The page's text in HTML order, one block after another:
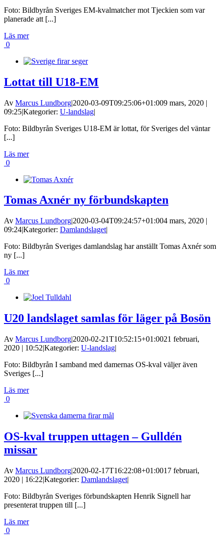
Foto: Bildbyrån Sveriges EM-kvalmatcher mot Tjeckien som var
planerade att [...]
Läs mer
0
Lottat till U18-EM
Av Marcus Lundborg|2020-03-09T09:25:06+01:009 mars, 2020 |
09:25|Kategorier: U-landslag|
Foto: Bildbyrån Sveriges U18-EM är lottat, för Sveriges del väntar
[...]
Läs mer
0
Tomas Axnér ny förbundskapten
Av Marcus Lundborg|2020-03-04T09:24:57+01:004 mars, 2020 |
09:24|Kategorier: Damlandslaget|
Foto: Bildbyrån Sveriges damlandslag har anställt Tomas Axnér som
ny [...]
Läs mer
0
U20 landslaget samlas för läger på Bosön
Av Marcus Lundborg|2020-02-21T10:52:15+01:0021 februari,
2020 | 10:52|Kategorier: U-landslag|
Foto: Bildbyrån I samband med damernas OS-kval väljer även
Sveriges [...]
Läs mer
0
OS-kval truppen uttagen – Gulldén
missar
Av Marcus Lundborg|2020-02-17T16:22:08+01:0017 februari,
2020 | 16:22|Kategorier: Damlandslaget|
Foto: Bildbyrån Sveriges förbundskapten Henrik Signell har
presenterat truppen till [...]
Läs mer
0